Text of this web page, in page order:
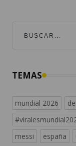
TEMAS
mundial 2026
messi
españa